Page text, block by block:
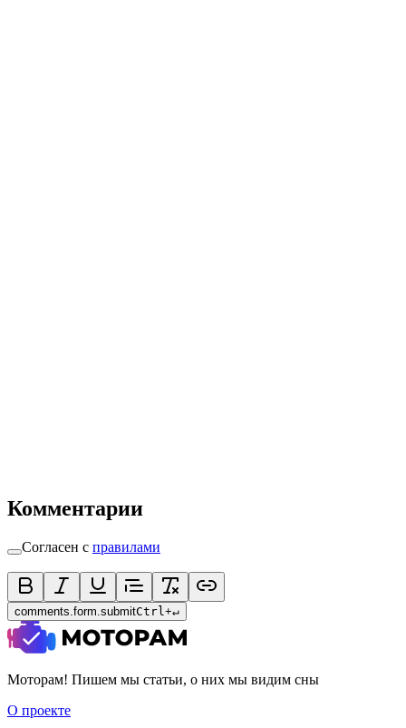
Комментарии
Согласен с правилами
comments.form.submitCtrl+↵
Моторам! Пишем мы статьи, о них мы видим сны
О проекте